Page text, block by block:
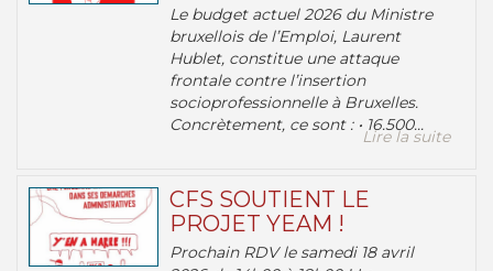
Le budget actuel 2026 du Ministre
bruxellois de l’Emploi, Laurent
Hublet, constitue une attaque
frontale contre l’insertion
socioprofessionnelle à Bruxelles.
Concrètement, ce sont : • 16.500...
Lire la suite
CFS SOUTIENT LE
PROJET YEAM !
Prochain RDV le samedi 18 avril